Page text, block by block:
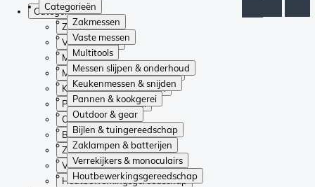
Categorieën
Zakmessen
Vaste messen
Multitools
Messen slijpen & onderhoud
Keukenmessen & snijden
Pannen & kookgerei
Outdoor & gear
Bijlen & tuingereedschap
Zaklampen & batterijen
Verrekijkers & monoculairs
Houtbewerkingsgereedschap
Categorieën
Zakmessen
Vaste messen
Multitools
Messen slijpen & onderhoud
Keukenmessen & snijden
Pannen & kookgerei
Outdoor & gear
Bijlen & tuingereedschap
Zaklampen & batterijen
Verrekijkers & monoculairs
Houtbewerkingsgereedschap